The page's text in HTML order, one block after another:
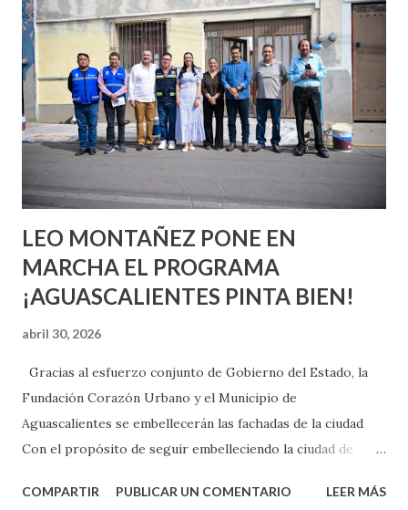
quienes ya han tenido relaciones sexuales no son expertos
o expertas en el tema. Siempre hay algo nuevo que
aprender y nuevas experiencias que conocer. Si eres una
chica y aún no has tenido relaciones sexuales, tal vez
pienses que el sexo será increíble y no puedas esperar para
experimentarlo, pero como cualquier persona con
experiencia te dirá, siempre es mejor cuando ambas partes
son suficientemen...
LEO MONTAÑEZ PONE EN
MARCHA EL PROGRAMA
¡AGUASCALIENTES PINTA BIEN!
abril 30, 2026
Gracias al esfuerzo conjunto de Gobierno del Estado, la
Fundación Corazón Urbano y el Municipio de
Aguascalientes se embellecerán las fachadas de la ciudad
Con el propósito de seguir embelleciendo la ciudad de
municipal, Leo Montañez dio inicio al programa
COMPARTIR PUBLICAR UN COMENTARIO LEER MÁS